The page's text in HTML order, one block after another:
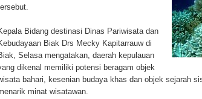
Tersembunyi di Kabupaten Pegunungan Arfak
Korban Hanyut di Air Terjun Memti Belum Hasil, Polisi
Bidang destinasi Dinas Pariwisata dan
Biak Drs Mecky Kapitarrauw di
Selasa mengatakan, daerah kepulauan
dikenal memiliki potensi beragam objek
bahari, kesenian budaya khas dan objek sejarah
minat wisatawan.